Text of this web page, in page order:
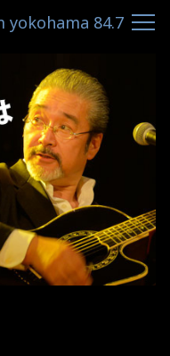
yokohama 84.7